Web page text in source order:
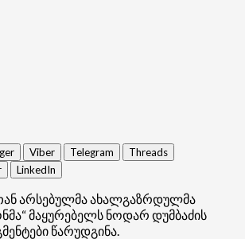
Viber Telegram
Threads
LinkedIn
არსებულმა ახალგაზრდულმა
მაყურებელს ნოდარ დუმბაძის
წარუდგინა.